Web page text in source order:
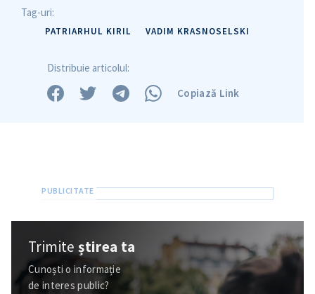
Tag-uri:
PATRIARHUL KIRIL VADIM KRASNOSELSKI
Distribuie articolul:
Copiază Link
Trimiteștirea ta
Cunoști o informație
de interes public?